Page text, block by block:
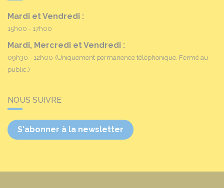
Mardi et Vendredi :
15h00 - 17h00
Mardi, Mercredi et Vendredi :
09h30 - 12h00 (Uniquement permanence téléphonique. Fermé au
public.)
NOUS SUIVRE
S'abonner à la newsletter